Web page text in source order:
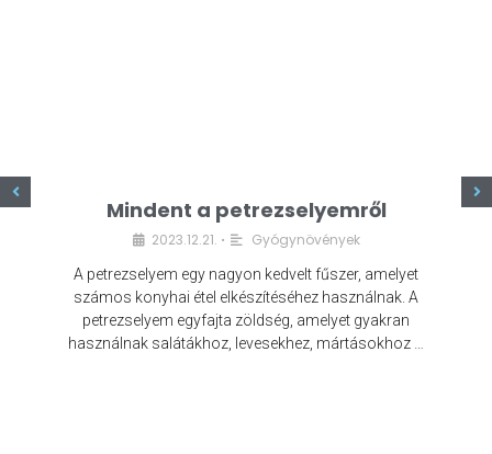
Mindent a petrezselyemről
2023.12.21. • Gyógynövények
A petrezselyem egy nagyon kedvelt fűszer, amelyet
számos konyhai étel elkészítéséhez használnak. A
petrezselyem egyfajta zöldség, amelyet gyakran
használnak salátákhoz, levesekhez, mártásokhoz …